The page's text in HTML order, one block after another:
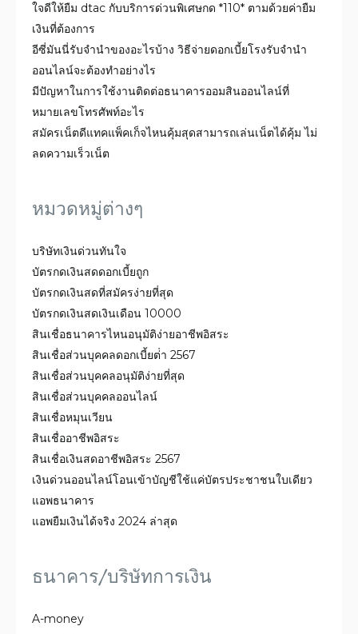
ใจดีให้ยืม dtac กับบริการด่วนพิเศษกด *110* ตามด้วยค่ายืม
เงินที่ต้องการ
อีซี่มันนี่รับจำนำของอะไรบ้าง วิธีจ่ายดอกเบี้ยโรงรับจํานํา
ออนไลน์จะต้องทำอย่างไร
มีปัญหาในการใช้งานติดต่อธนาคารออมสินออนไลน์ที่
หมายเลขโทรศัพท์อะไร
สมัคร​เน็ต​ดี​แทคแพ็คเก็จไหนคุ้มสุดสามารถเล่นเน็ตได้คุ้ม ไม่
ลดความเร็วเน็ต
หมวดหมู่ต่างๆ
บริษัทเงินด่วนทันใจ
บัตรกดเงินสดดอกเบี้ยถูก
บัตรกดเงินสดที่สมัครง่ายที่สุด
บัตรกดเงินสดเงินเดือน 10000
สินเชื่อธนาคารไหนอนุมัติง่ายอาชีพอิสระ
สินเชื่อส่วนบุคคลดอกเบี้ยต่ํา 2567
สินเชื่อส่วนบุคคลอนุมัติง่ายที่สุด
สินเชื่อส่วนบุคคลออนไลน์
สินเชื่อหมุนเวียน
สินเชื่ออาชีพอิสระ
สินเชื่อเงินสดอาชีพอิสระ 2567
เงินด่วนออนไลน์โอนเข้าบัญชีใช้แค่บัตรประชาชนใบเดียว
แอพธนาคาร
แอพยืมเงินได้จริง 2024 ล่าสุด
ธนาคาร/บริษัทการเงิน
A-money